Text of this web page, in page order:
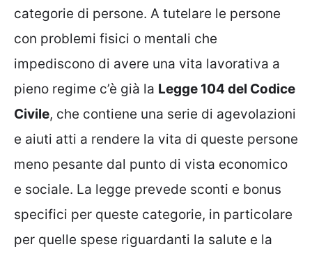
categorie di persone. A tutelare le persone
con problemi fisici o mentali che
impediscono di avere una vita lavorativa a
pieno regime c’è già la Legge 104 del Codice
Civile, che contiene una serie di agevolazioni
e aiuti atti a rendere la vita di queste persone
meno pesante dal punto di vista economico
e sociale. La legge prevede sconti e bonus
specifici per queste categorie, in particolare
per quelle spese riguardanti la salute e la